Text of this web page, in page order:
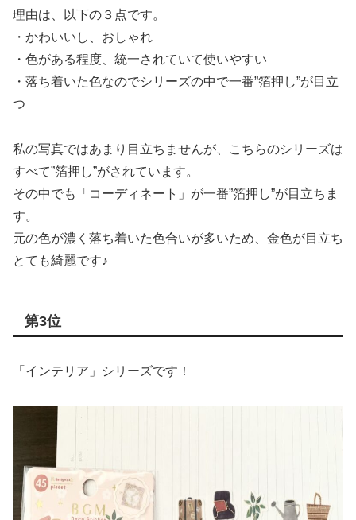
理由は、以下の３点です。
・かわいいし、おしゃれ
・色がある程度、統一されていて使いやすい
・落ち着いた色なのでシリーズの中で一番”箔押し”が目立
つ
私の写真ではあまり目立ちませんが、こちらのシリーズは
すべて”箔押し”がされています。
その中でも「コーディネート」が一番”箔押し”が目立ちま
す。
元の色が濃く落ち着いた色合いが多いため、金色が目立ち
とても綺麗です♪
第3位
「インテリア」シリーズです！